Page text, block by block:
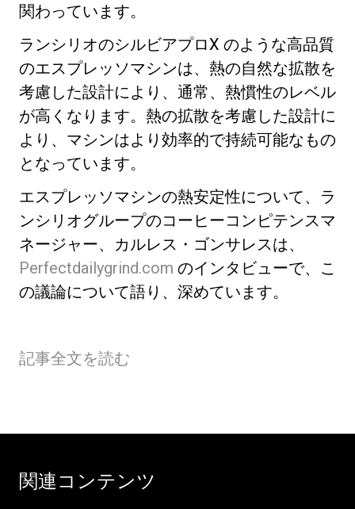
関わっています。
ランシリオのシルビアプロX のような高品質
のエスプレッソマシンは、熱の自然な拡散を
考慮した設計により、通常、熱慣性のレベル
が高くなります。熱の拡散を考慮した設計に
より、マシンはより効率的で持続可能なもの
となっています。
エスプレッソマシンの熱安定性について、ラ
ンシリオグループのコーヒーコンピテンスマ
ネージャー、カルレス・ゴンサレスは、
Perfectdailygrind.com のインタビューで、こ
の議論について語り、深めています。
記事全文を読む
関連コンテンツ
研究室紹介
サスティナビリティ
接続
お問い合わせ